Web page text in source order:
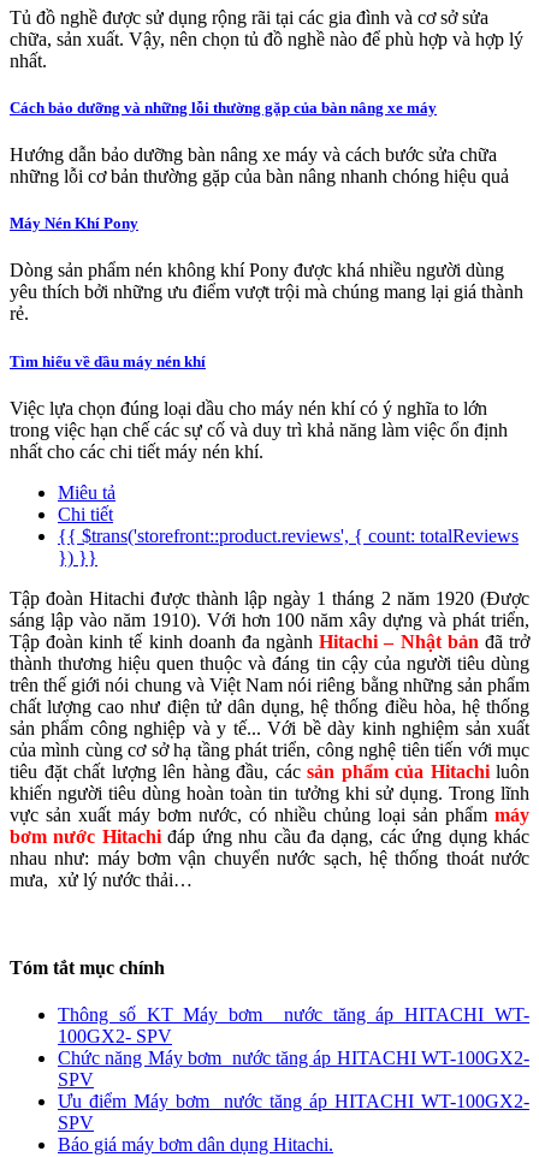
Tủ đồ nghề được sử dụng rộng rãi tại các gia đình và cơ sở sửa
chữa, sản xuất. Vậy, nên chọn tủ đồ nghề nào để phù hợp và hợp lý
nhất.
Cách bảo dưỡng và những lỗi thường gặp của bàn nâng xe máy
Hướng dẫn bảo dưỡng bàn nâng xe máy và cách bước sửa chữa
những lỗi cơ bản thường gặp của bàn nâng nhanh chóng hiệu quả
Máy Nén Khí Pony
Dòng sản phẩm nén không khí Pony được khá nhiều người dùng
yêu thích bởi những ưu điểm vượt trội mà chúng mang lại giá thành
rẻ.
Tìm hiểu về dầu máy nén khí
Việc lựa chọn đúng loại dầu cho máy nén khí có ý nghĩa to lớn
trong việc hạn chế các sự cố và duy trì khả năng làm việc ổn định
nhất cho các chi tiết máy nén khí.
Miêu tả
Chi tiết
{{ $trans('storefront::product.reviews', { count: totalReviews
}) }}
Tập đoàn Hitachi được thành lập ngày 1 tháng 2 năm 1920 (Được
sáng lập vào năm 1910). Với hơn 100 năm xây dựng và phát triển,
Tập đoàn kinh tế kinh doanh đa ngànhHitachi – Nhật bản đã trở
thành thương hiệu quen thuộc và đáng tin cậy của người tiêu dùng
trên thế giới nói chung và Việt Nam nói riêng bằng những sản phẩm
chất lượng cao như điện tử dân dụng, hệ thống điều hòa, hệ thống
sản phẩm công nghiệp và y tế... Với bề dày kinh nghiệm sản xuất
của mình cùng cơ sở hạ tầng phát triển, công nghệ tiên tiến với mục
tiêu đặt chất lượng lên hàng đầu, các sản phẩm của Hitachiluôn
khiến người tiêu dùng hoàn toàn tin tưởng khi sử dụng. Trong lĩnh
vực sản xuất máy bơm nước, có nhiều chủng loại sản phẩm máy
bơm nước Hitachiđáp ứng nhu cầu đa dạng, các ứng dụng khác
nhau như: máy bơm vận chuyển nước sạch, hệ thống thoát nước
mưa, xử lý nước thải…
Tóm tắt mục chính
Thông số KT Máy bơm nước tăng áp HITACHI WT-
100GX2- SPV
Chức năng Máy bơm nước tăng áp HITACHI WT-100GX2-
SPV
Ưu điểm Máy bơm nước tăng áp HITACHI WT-100GX2-
SPV
Báo giá máy bơm dân dụng Hitachi.